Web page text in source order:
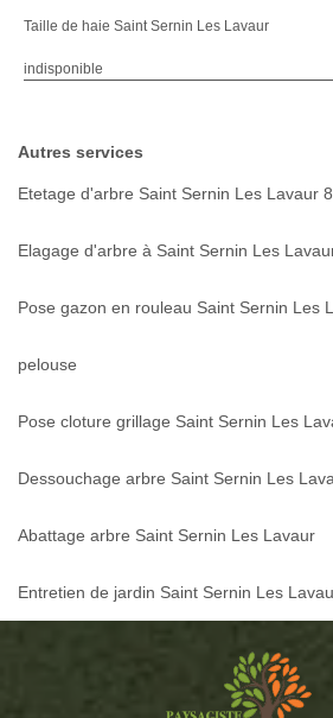
Taille de haie Saint Sernin Les Lavaur
indisponible
Autres services
Etetage d'arbre Saint Sernin Les Lavaur
Elagage d'arbre à Saint Sernin Les
Pose gazon en rouleau Saint Sernin Les
pelouse
Pose cloture grillage Saint Sernin Les
Dessouchage arbre Saint Sernin Les
Abattage arbre Saint Sernin Les Lavaur
Entretien de jardin Saint Sernin Les